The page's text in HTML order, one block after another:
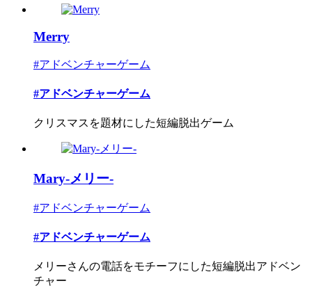
Merry
#アドベンチャーゲーム
#アドベンチャーゲーム
クリスマスを題材にした短編脱出ゲーム
Mary-メリー-
#アドベンチャーゲーム
#アドベンチャーゲーム
メリーさんの電話をモチーフにした短編脱出アドベン
チャー